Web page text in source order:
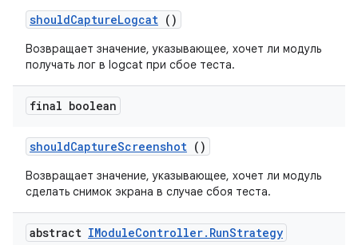
shouldCaptureLogcat ()
Возвращает значение, указывающее, хочет ли модуль
получать лог в logcat при сбое теста.
final boolean
shouldCaptureScreenshot ()
Возвращает значение, указывающее, хочет ли модуль
сделать снимок экрана в случае сбоя теста.
abstract IModuleController. RunStrategy